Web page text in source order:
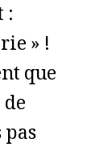
:
» !
que